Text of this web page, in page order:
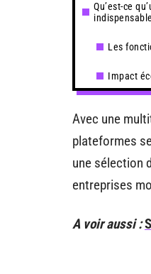
Qu’est-ce
Les
Impact
Avec une
plateformes
une sélection
entreprises
A voir aussi :